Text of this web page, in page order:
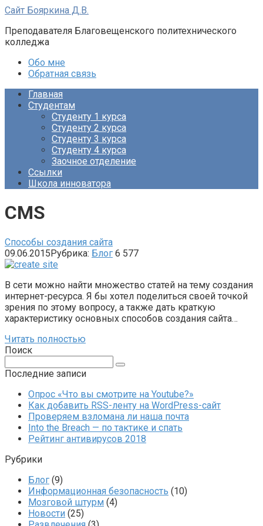
Перейти
контенту
Сайт Бояркина Д.В.
Преподавателя Благовещенского политехнического
колледжа
Обо мне
Обратная связь
Главная
Студентам
Студенту 1 курса
Студенту 2 курса
Студенту 3 курса
Студенту 4 курса
Заочное отделение
Ссылки
Школа инноватора
CMS
Способы создания сайта
09.06.2015Рубрика: Блог 6 577
В сети можно найти множество статей на тему создания
интернет-ресурса. Я бы хотел поделиться своей точкой
зрения по этому вопросу, а также дать краткую
характеристику основных способов создания сайта…
Читать полностью
Поиск
Последние записи
Опрос «Что вы смотрите на Youtube?»
Как добавить RSS-ленту на WordPress-сайт
Проверяем взломана ли наша почта
Into the Breach — по тактике и спать
Рейтинг антивирусов 2018
Рубрики
Блог (9)
Информационная безопасность (10)
Мозговой штурм (4)
Новости (25)